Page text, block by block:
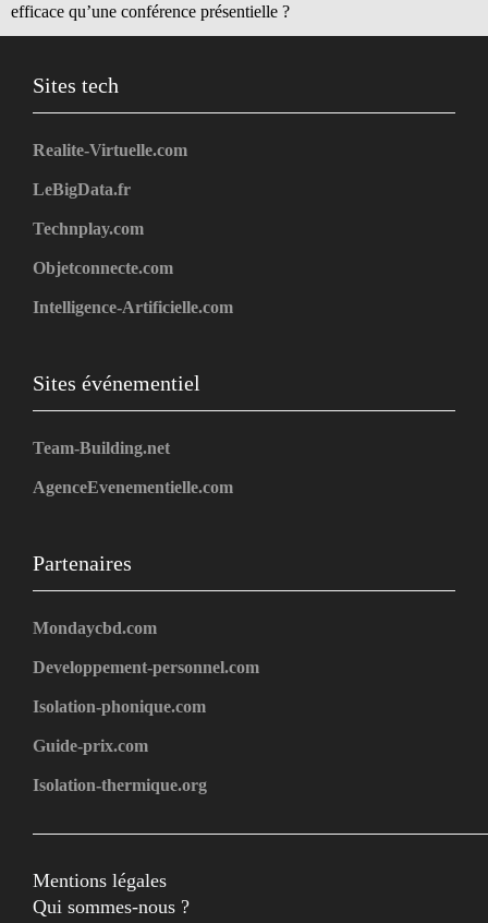
efficace qu’une conférence présentielle ?
Sites tech
Realite-Virtuelle.com
LeBigData.fr
Technplay.com
Objetconnecte.com
Intelligence-Artificielle.com
Sites événementiel
Team-Building.net
AgenceEvenementielle.com
Partenaires
Mondaycbd.com
Developpement-personnel.com
Isolation-phonique.com
Guide-prix.com
Isolation-thermique.org
Mentions légales
Qui sommes-nous ?